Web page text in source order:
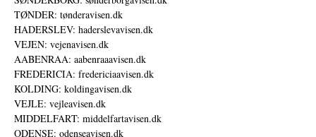
TØNDER: tønderavisen.dk
HADERSLEV: haderslevavisen.dk
VEJEN: vejenavisen.dk
AABENRAA: aabenraaavisen.dk
FREDERICIA: fredericiaavisen.dk
KOLDING: koldingavisen.dk
VEJLE: vejleavisen.dk
MIDDELFART: middelfartavisen.dk
ODENSE: odenseavisen.dk